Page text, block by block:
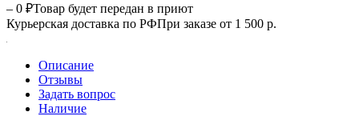
– 0 ₽Товар будет передан в приют
Курьерская доставка по РФПри заказе от 1 500 р.
Описание
Отзывы
Задать вопрос
Наличие